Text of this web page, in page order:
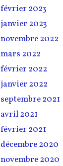
février 2023
janvier 2023
novembre 2022
mars 2022
février 2022
janvier 2022
septembre 2021
avril 2021
février 2021
décembre 2020
novembre 2020